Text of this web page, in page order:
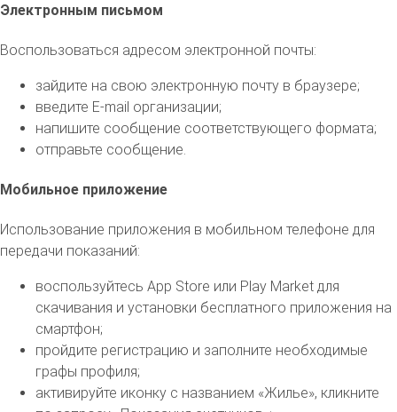
Электронным письмом
Воспользоваться адресом электронной почты:
зайдите на свою электронную почту в браузере;
введите E-mail организации;
напишите сообщение соответствующего формата;
отправьте сообщение.
Мобильное приложение
Использование приложения в мобильном телефоне для
передачи показаний:
воспользуйтесь App Store или Play Market для
скачивания и установки бесплатного приложения на
смартфон;
пройдите регистрацию и заполните необходимые
графы профиля;
активируйте иконку с названием «Жилье», кликните